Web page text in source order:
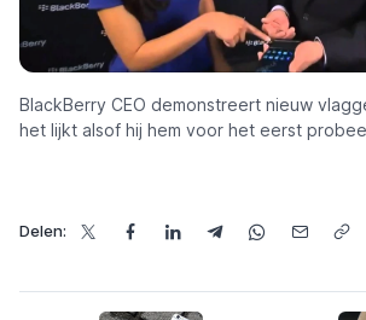
BlackBerry CEO demonstreert nieuw
het lijkt alsof hij hem voor het eerst
Delen: